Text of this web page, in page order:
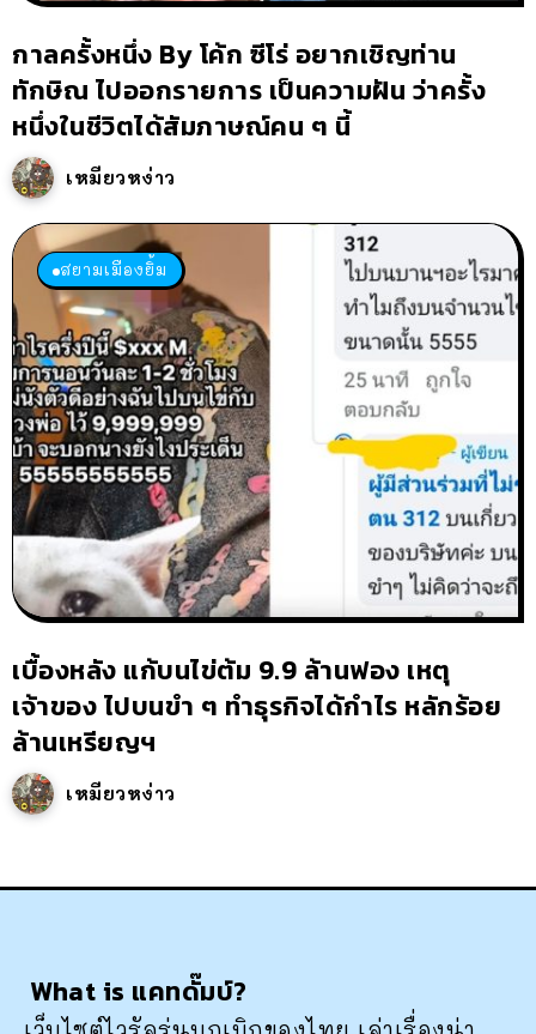
กาลครั้งหนึ่ง By โค้ก ซีโร่ อยากเชิญท่าน
ทักษิณ ไปออกรายการ เป็นความฝัน ว่าครั้ง
หนึ่งในชีวิตได้สัมภาษณ์คน ๆ นี้
เหมียวหง่าว
สยามเมืองยิ้ม
เบื้องหลัง แก้บนไข่ต้ม 9.9 ล้านฟอง เหตุ
เจ้าของ ไปบนขำ ๆ ทำธุรกิจได้กำไร หลักร้อย
ล้านเหรียญฯ
เหมียวหง่าว
What is แคทดั๊มบ์?